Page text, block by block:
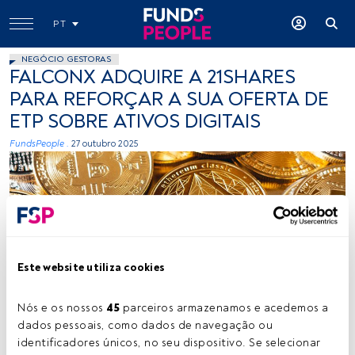
Este website utiliza cookies
Nós e os nossos 45 parceiros armazenamos e acedemos a
dados pessoais, como dados de navegação ou
identificadores únicos, no seu dispositivo. Se selecionar
PT
NEGÓCIO GESTORAS
FALCONX ADQUIRE A 21SHARES
PARA REFORÇAR A SUA OFERTA DE
ETP SOBRE ATIVOS DIGITAIS
FundsPeople . 27 outubro 2025
Tempo de leitura: 2 min.